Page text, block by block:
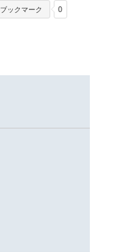
0
ブックマーク